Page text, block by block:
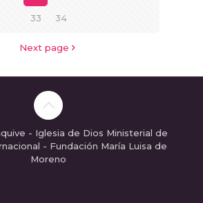
33 34
Next page
- Iglesia de Dios Ministerial de
- Fundación María Luisa de
Moreno